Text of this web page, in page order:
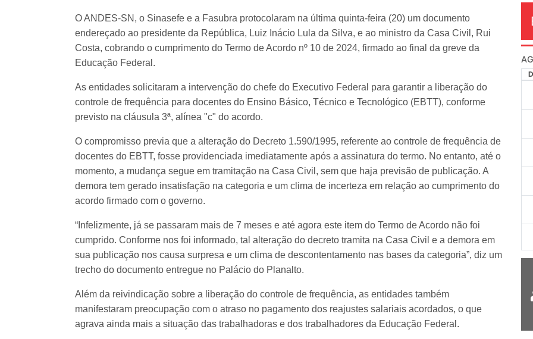
O ANDES-SN, o Sinasefe e a Fasubra protocolaram na última quinta-feira (20) um documento
endereçado ao presidente da República, Luiz Inácio Lula da Silva, e ao ministro da Casa Civil, Rui
Costa, cobrando o cumprimento do Termo de Acordo nº 10 de 2024, firmado ao final da greve da
Educação Federal.
As entidades solicitaram a intervenção do chefe do Executivo Federal para garantir a liberação do
controle de frequência para docentes do Ensino Básico, Técnico e Tecnológico (EBTT), conforme
previsto na cláusula 3ª, alínea "c" do acordo.
O compromisso previa que a alteração do Decreto 1.590/1995, referente ao controle de frequência de
docentes do EBTT, fosse providenciada imediatamente após a assinatura do termo. No entanto, até o
momento, a mudança segue em tramitação na Casa Civil, sem que haja previsão de publicação. A
demora tem gerado insatisfação na categoria e um clima de incerteza em relação ao cumprimento do
acordo firmado com o governo.
“Infelizmente, já se passaram mais de 7 meses e até agora este item do Termo de Acordo não foi
cumprido. Conforme nos foi informado, tal alteração do decreto tramita na Casa Civil e a demora em
sua publicação nos causa surpresa e um clima de descontentamento nas bases da categoria”, diz um
trecho do documento entregue no Palácio do Planalto.
Além da reivindicação sobre a liberação do controle de frequência, as entidades também
manifestaram preocupação com o atraso no pagamento dos reajustes salariais acordados, o que
agrava ainda mais a situação das trabalhadoras e dos trabalhadores da Educação Federal.